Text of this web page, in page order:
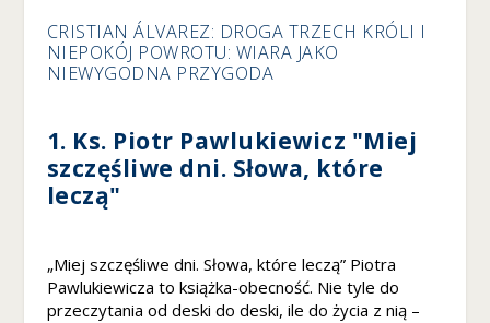
CRISTIAN ÁLVAREZ: DROGA TRZECH KRÓLI I
NIEPOKÓJ POWROTU: WIARA JAKO
NIEWYGODNA PRZYGODA
1. Ks. Piotr Pawlukiewicz "Miej
szczęśliwe dni. Słowa, które
leczą"
„Miej szczęśliwe dni. Słowa, które leczą” Piotra
Pawlukiewicza to książka-obecność. Nie tyle do
przeczytania od deski do deski, ile do życia z nią –
p
a
w
ić
k
cj
o